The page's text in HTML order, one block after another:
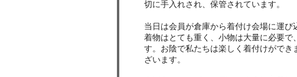
切に手入れされ、保管されています。
当日は会員が倉庫から着付け会場に運び
着物はとても重く、小物は大量に必要で
す。お陰で私たちは楽しく着付けができ
ざいます。